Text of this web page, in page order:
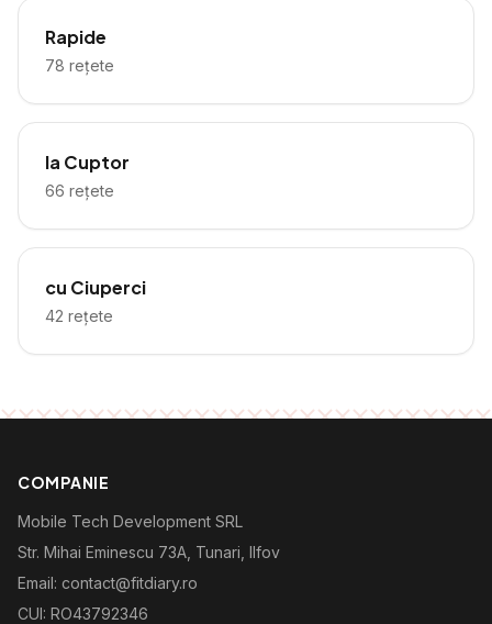
Rapide
78 rețete
la Cuptor
66 rețete
cu Ciuperci
42 rețete
COMPANIE
Mobile Tech Development SRL
Str. Mihai Eminescu 73A, Tunari, Ilfov
Email: contact@fitdiary.ro
CUI: RO43792346